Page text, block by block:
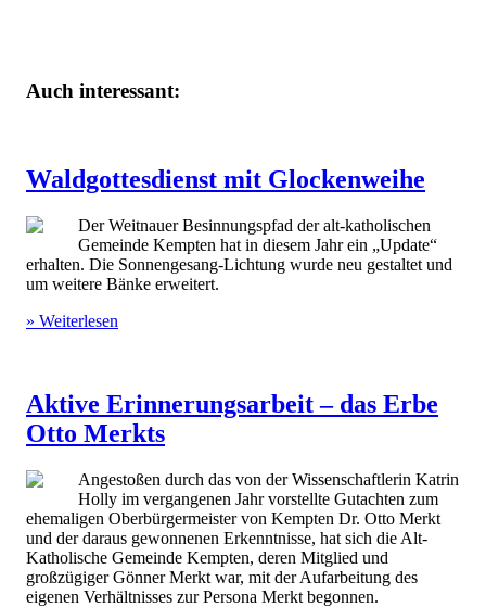
Auch interessant:
Waldgottesdienst mit Glockenweihe
Der Weitnauer Besinnungspfad der alt-katholischen
Gemeinde Kempten hat in diesem Jahr ein „Update“
erhalten. Die Sonnengesang-Lichtung wurde neu gestaltet und
um weitere Bänke erweitert.
» Weiterlesen
Aktive Erinnerungsarbeit – das Erbe
Otto Merkts
Angestoßen durch das von der Wissenschaftlerin Katrin
Holly im vergangenen Jahr vorstellte Gutachten zum
ehemaligen Oberbürgermeister von Kempten Dr. Otto Merkt
und der daraus gewonnenen Erkenntnisse, hat sich die Alt-
Katholische Gemeinde Kempten, deren Mitglied und
großzügiger Gönner Merkt war, mit der Aufarbeitung des
eigenen Verhältnisses zur Persona Merkt begonnen.